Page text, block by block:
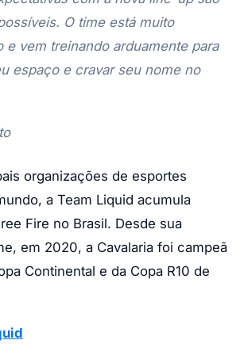
O time está muito
e vem treinando arduamente para
espaço e cravar seu nome no
organizações de esportes
a Team Liquid acumula
Fire no Brasil. Desde sua
em 2020, a Cavalaria foi campeã
Continental e da Copa R10 de